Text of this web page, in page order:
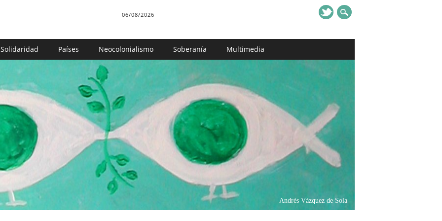
06/08/2026
Solidaridad Países Neocolonialismo Soberanía Multimedia
Andrés Vázquez de Sola